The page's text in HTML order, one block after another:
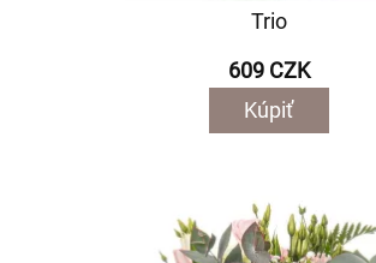
Trio
609 CZK
Kúpiť